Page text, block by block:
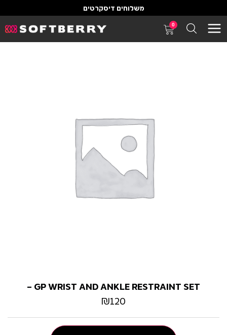
משלוחים דיסקרטים
0
GP WRIST AND ANKLE RESTRAINT SET –
₪120